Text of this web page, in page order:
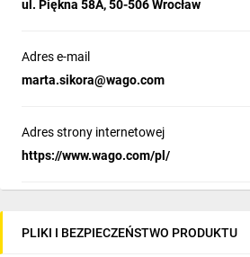
ul. Piękna 58A, 50-506 Wrocław
Adres e-mail
marta.sikora@wago.com
Adres strony internetowej
https://www.wago.com/pl/
PLIKI I BEZPIECZEŃSTWO PRODUKTU